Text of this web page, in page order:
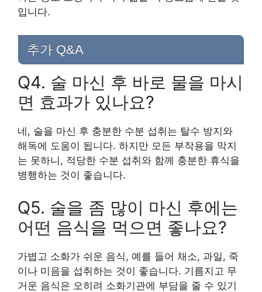
입니다.
추가 Q&A
Q4. 술 마신 후 바로 물을 마시
면 효과가 있나요?
네, 술을 마신 후 충분한 수분 섭취는 탈수 방지와
해독에 도움이 됩니다. 하지만 모든 부작용을 막지
는 못하니, 적당한 수분 섭취와 함께 충분한 휴식을
병행하는 것이 좋습니다.
Q5. 술을 좀 많이 마신 후에는
어떤 음식을 먹으면 좋나요?
가볍고 소화가 쉬운 음식, 예를 들어 채소, 과일, 죽
이나 미음을 섭취하는 것이 좋습니다. 기름지고 무
거운 음식은 오히려 소화기관에 부담을 줄 수 있기